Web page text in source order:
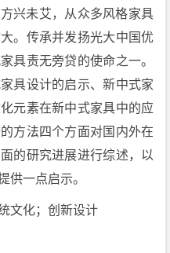
兴未艾，从众多风格家具
。传承并发扬光大中国优
具责无旁贷的使命之一。
具设计的启示、新中式家
元素在新中式家具中的应
方法四个方面对国内外在
的研究进展进行综述，以
供一点启示。
文化；创新设计